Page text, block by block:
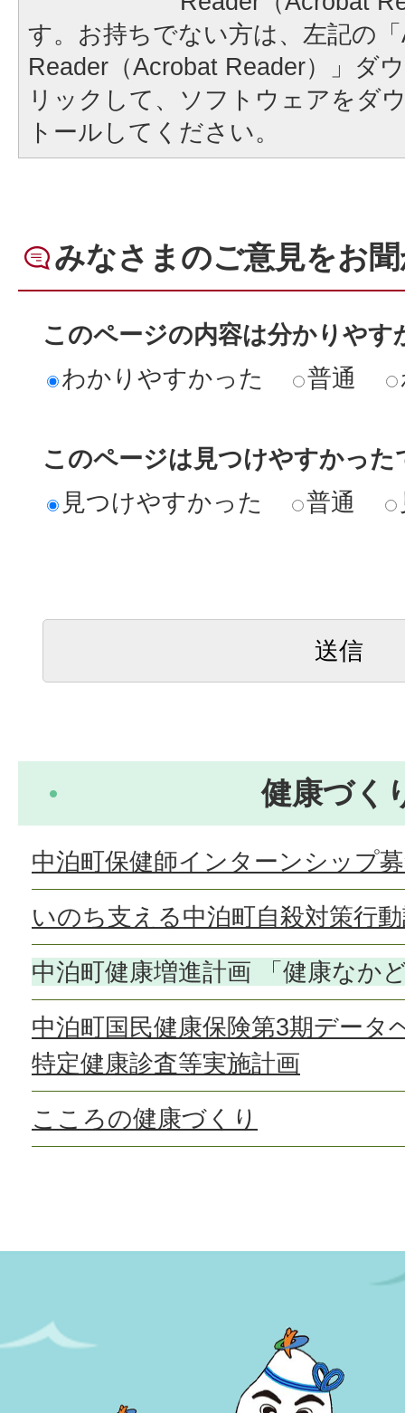
す。お持ちでない方は、左記の
Reader（Acrobat Reader）」ダ
リックして、ソフトウェアをダ
トールしてください。
みなさまのご意見をお
このページの内容は分かりやす
わかりやすかった
普通
このページは見つけやすかった
見つけやすかった
普通
健康づく
中泊町保健師インターンシップ
いのち支える中泊町自殺対策行
中泊町健康増進計画 「健康なか
中泊町国民健康保険第3期データ
特定健康診査等実施計画
こころの健康づくり